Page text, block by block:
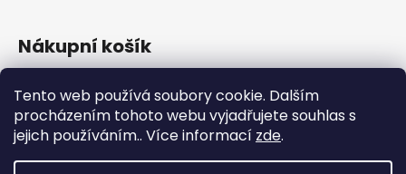
Tento web používá soubory cookie. Dalším
procházením tohoto webu vyjadřujete souhlas s
jejich používáním.. Více informací zde.
Nákupní košík
0KS /0 KČ